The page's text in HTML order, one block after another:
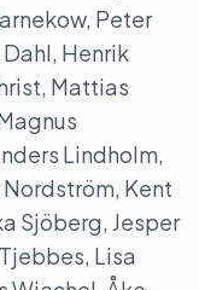
Peter
Henrik
Mattias
Lindholm,
Nordström, Kent
Sjöberg, Jesper
Lisa